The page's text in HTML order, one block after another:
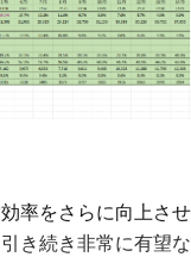
率をさらに向上させ
き続き非常に有望な